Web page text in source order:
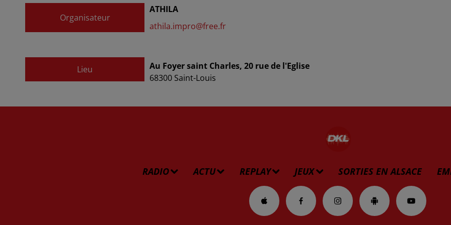
Organisateur
ATHILA
athila.impro@free.fr
Lieu
Au Foyer saint Charles, 20 rue de l'Eglise
68300 Saint-Louis
RADIO ACTU REPLAY JEUX SORTIES EN ALSACE